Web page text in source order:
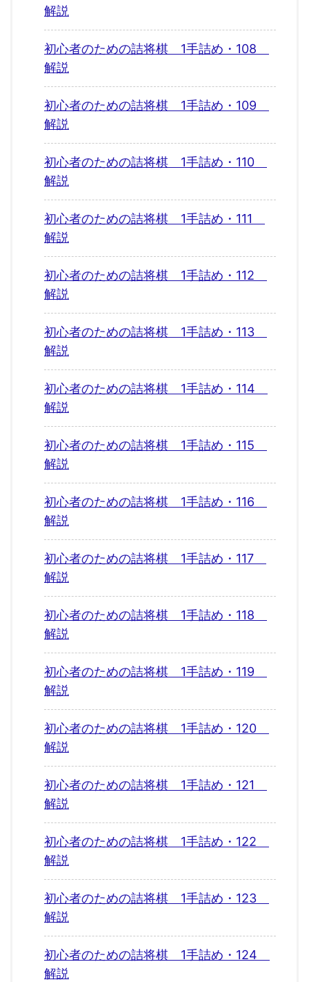
解説
初心者のための詰将棋 1手詰め・108
解説
初心者のための詰将棋 1手詰め・109
解説
初心者のための詰将棋 1手詰め・110
解説
初心者のための詰将棋 1手詰め・111
解説
初心者のための詰将棋 1手詰め・112
解説
初心者のための詰将棋 1手詰め・113
解説
初心者のための詰将棋 1手詰め・114
解説
初心者のための詰将棋 1手詰め・115
解説
初心者のための詰将棋 1手詰め・116
解説
初心者のための詰将棋 1手詰め・117
解説
初心者のための詰将棋 1手詰め・118
解説
初心者のための詰将棋 1手詰め・119
解説
初心者のための詰将棋 1手詰め・120
解説
初心者のための詰将棋 1手詰め・121
解説
初心者のための詰将棋 1手詰め・122
解説
初心者のための詰将棋 1手詰め・123
解説
初心者のための詰将棋 1手詰め・124
解説